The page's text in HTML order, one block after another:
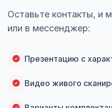
Оставьте контакты, и
или в мессенджер:
Презентацию с
Видео живого